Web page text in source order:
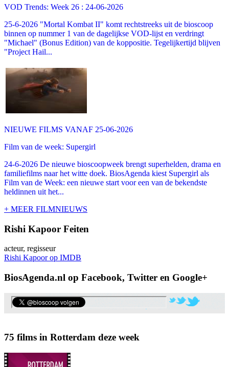
VOD Trends: Week 26 : 24-06-2026
25-6-2026 "Mortal Kombat II" komt rechtstreeks uit de bioscoop
binnen op nummer 1 van de dagelijkse VOD-lijst en verdringt
"Michael" (Bonus Edition) van de koppositie. Tegelijkertijd blijven
"Project Hail...
NIEUWE FILMS VANAF 25-06-2026
Film van de week: Supergirl
24-6-2026 De nieuwe bioscoopweek brengt superhelden, drama en
familiefilms naar het witte doek. BiosAgenda kiest Supergirl als
Film van de Week: een nieuwe start voor een van de bekendste
heldinnen uit het...
+ MEER FILMNIEUWS
Rishi Kapoor Feiten
acteur, regisseur
Rishi Kapoor op IMDB
BiosAgenda.nl op Facebook, Twitter en Google+
75 films in Rotterdam deze week